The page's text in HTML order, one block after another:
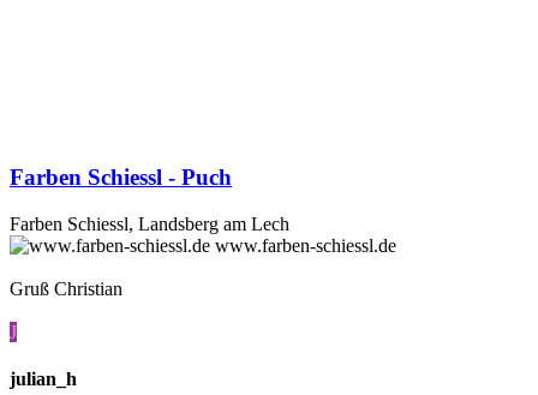
Farben Schiessl - Puch
Farben Schiessl, Landsberg am Lech
www.farben-schiessl.de
Gruß Christian
J
julian_h